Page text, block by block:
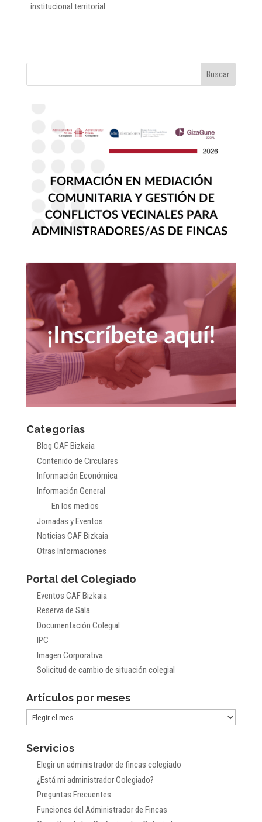
institucional territorial.
Categorías
Blog CAF Bizkaia
Contenido de Circulares
Información Económica
Información General
En los medios
Jornadas y Eventos
Noticias CAF Bizkaia
Otras Informaciones
Portal del Colegiado
Eventos CAF Bizkaia
Reserva de Sala
Documentación Colegial
IPC
Imagen Corporativa
Solicitud de cambio de situación colegial
Artículos por meses
Artículos
meses
Servicios
Elegir un administrador de fincas colegiado
¿Está mi administrador Colegiado?
Preguntas Frecuentes
Funciones del Administrador de Fincas